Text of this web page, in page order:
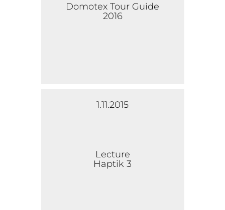
Domotex Tour Guide
2016
1.11.2015
Lecture
Haptik 3